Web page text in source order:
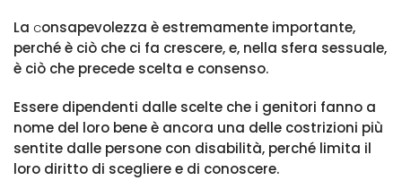
La consapevolezza è estremamente importante,
perché è ciò che ci fa crescere, e, nella sfera sessuale,
è ciò che precede scelta e consenso.
Essere dipendenti dalle scelte che i genitori fanno a
nome del loro bene è ancora una delle costrizioni più
sentite dalle persone con disabilità, perché limita il
loro diritto di scegliere e di conoscere.